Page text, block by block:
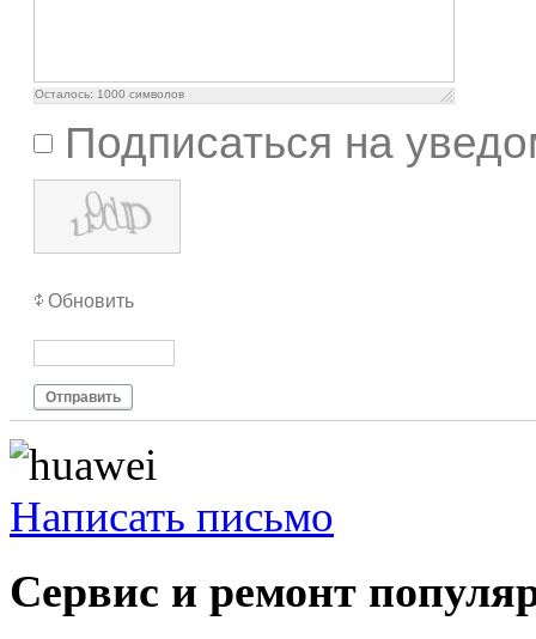
Осталось: 1000 символов
Подписаться на
Обновить
Отправить
Написать письмо
Сервис и ремонт